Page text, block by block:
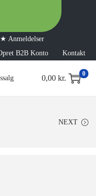
B2B Konto Kontakt
0,00 kr. 0
NEXT